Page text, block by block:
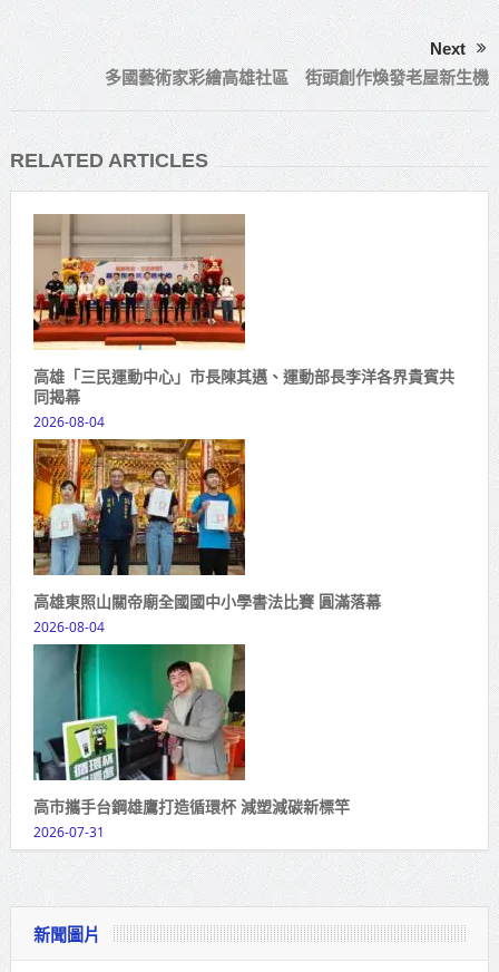
Next
多國藝術家彩繪高雄社區 街頭創作煥發老屋新生機
RELATED ARTICLES
高雄「三民運動中心」市長陳其邁、運動部長李洋各界貴賓共
同揭幕
2026-08-04
高雄東照山關帝廟全國國中小學書法比賽 圓滿落幕
2026-08-04
高市攜手台鋼雄鷹打造循環杯 減塑減碳新標竿
2026-07-31
新聞圖片